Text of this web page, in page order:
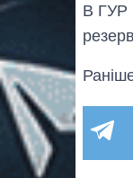
В ГУР
резерв